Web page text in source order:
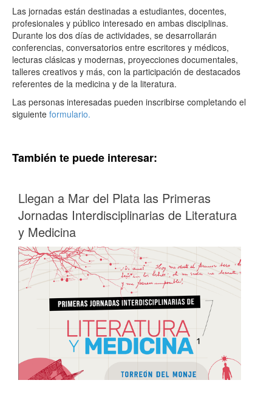
Las jornadas están destinadas a estudiantes, docentes,
profesionales y público interesado en ambas disciplinas.
Durante los dos días de actividades, se desarrollarán
conferencias, conversatorios entre escritores y médicos,
lecturas clásicas y modernas, proyecciones documentales,
talleres creativos y más, con la participación de destacados
referentes de la medicina y de la literatura.
Las personas interesadas pueden inscribirse completando el
siguiente formulario.
También te puede interesar:
Llegan a Mar del Plata las Primeras
Jornadas Interdisciplinarias de Literatura
y Medicina